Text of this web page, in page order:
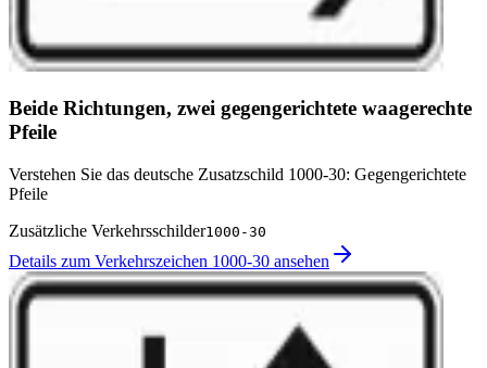
Beide Richtungen, zwei gegengerichtete waagerechte
Pfeile
Verstehen Sie das deutsche Zusatzschild 1000-30: Gegengerichtete
Pfeile
Zusätzliche Verkehrsschilder1000-30
Details zum Verkehrszeichen 1000-30 ansehen